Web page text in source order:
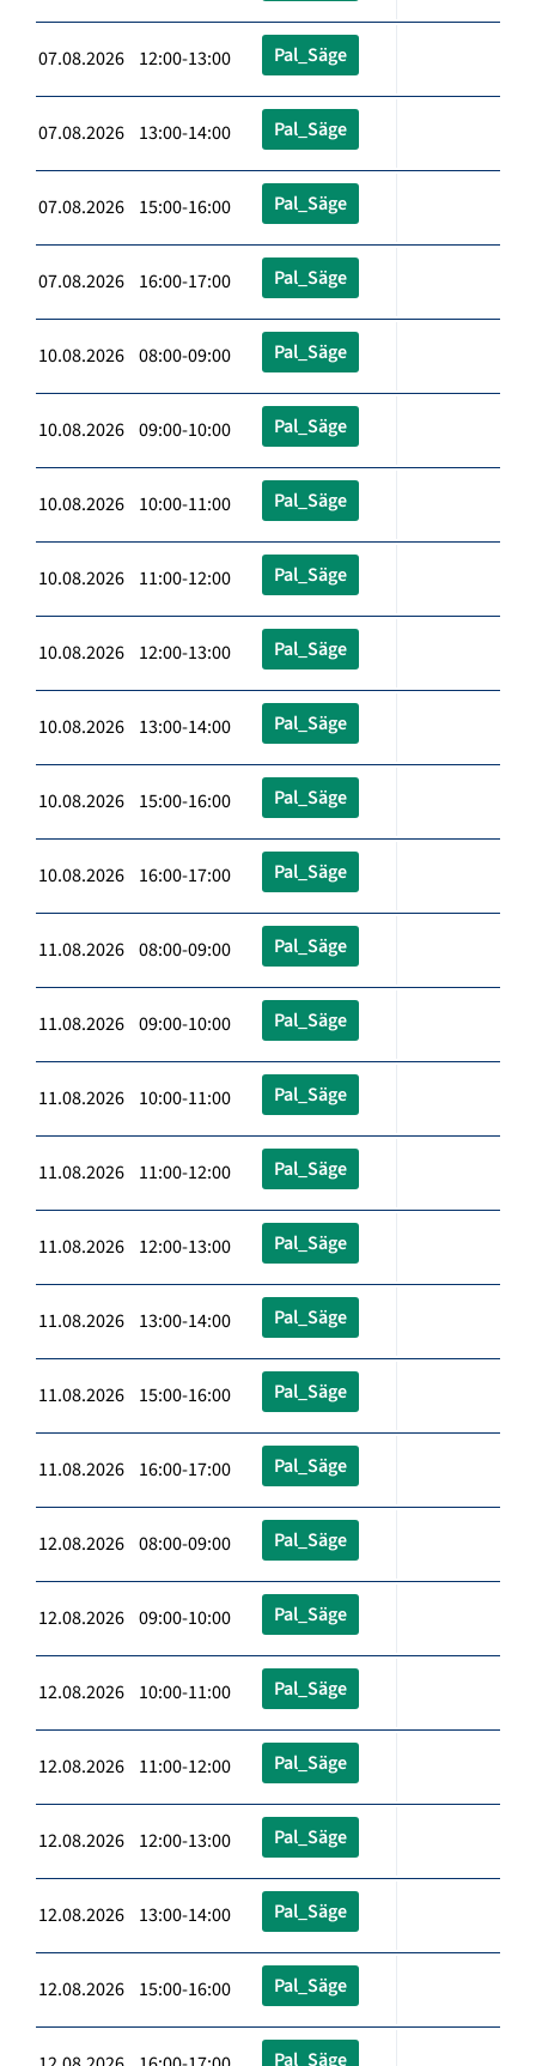
07.08.2026 12:00-13:00 Pal_Säge
07.08.2026 13:00-14:00 Pal_Säge
07.08.2026 15:00-16:00 Pal_Säge
07.08.2026 16:00-17:00 Pal_Säge
10.08.2026 08:00-09:00 Pal_Säge
10.08.2026 09:00-10:00 Pal_Säge
10.08.2026 10:00-11:00 Pal_Säge
10.08.2026 11:00-12:00 Pal_Säge
10.08.2026 12:00-13:00 Pal_Säge
10.08.2026 13:00-14:00 Pal_Säge
10.08.2026 15:00-16:00 Pal_Säge
10.08.2026 16:00-17:00 Pal_Säge
11.08.2026 08:00-09:00 Pal_Säge
11.08.2026 09:00-10:00 Pal_Säge
11.08.2026 10:00-11:00 Pal_Säge
11.08.2026 11:00-12:00 Pal_Säge
11.08.2026 12:00-13:00 Pal_Säge
11.08.2026 13:00-14:00 Pal_Säge
11.08.2026 15:00-16:00 Pal_Säge
11.08.2026 16:00-17:00 Pal_Säge
12.08.2026 08:00-09:00 Pal_Säge
12.08.2026 09:00-10:00 Pal_Säge
12.08.2026 10:00-11:00 Pal_Säge
12.08.2026 11:00-12:00 Pal_Säge
12.08.2026 12:00-13:00 Pal_Säge
12.08.2026 13:00-14:00 Pal_Säge
12.08.2026 15:00-16:00 Pal_Säge
Pal_Säge